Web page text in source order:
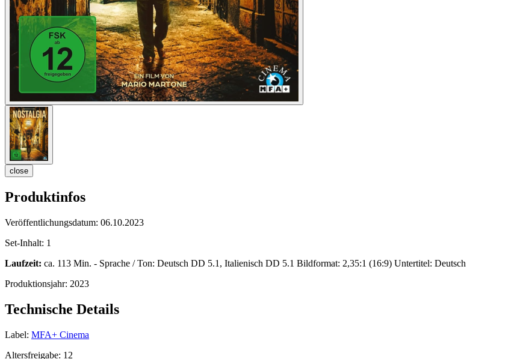
close
Produktinfos
Veröffentlichungsdatum: 06.10.2023
Set-Inhalt: 1
Laufzeit: ca. 113 Min. - Sprache / Ton: Deutsch DD 5.1, Italienisch DD 5.1 Bildformat: 2,35:1 (16:9) Untertitel: Deutsch
Produktionsjahr: 2023
Technische Details
Label: MFA+ Cinema
Altersfreigabe: 12